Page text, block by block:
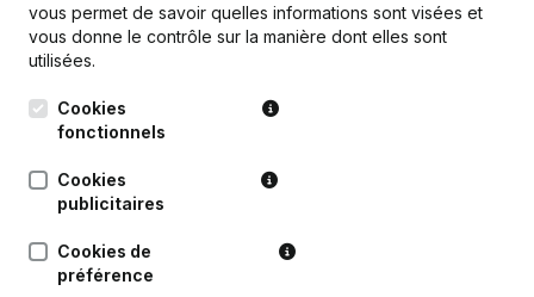
?
Consulter la santé en un coup d'oeil
Choisissez des informations rapides ou des détails
granulaires
importants
Essayer gratuitement Découvrir plus
Essai gratuit de 7 jours, aucune carte de crédit requise.
vous permet de savoir quelles informations sont visées et
vous donne le contrôle sur la manière dont elles sont
utilisées.
Cookies
fonctionnels
Cookies
publicitaires
Cookies de
préférence